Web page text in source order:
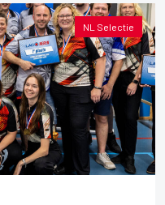
NL Selectie